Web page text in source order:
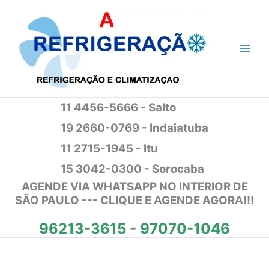
conteúdo
11 4456-5666 - Salto
19 2660-0769 - Indaiatuba
11 2715-1945 - Itu
15 3042-0300 - Sorocaba
AGENDE VIA WHATSAPP NO INTERIOR DE
SÃO PAULO --- CLIQUE E AGENDE AGORA!!!
96213-3615 - 97070-1046